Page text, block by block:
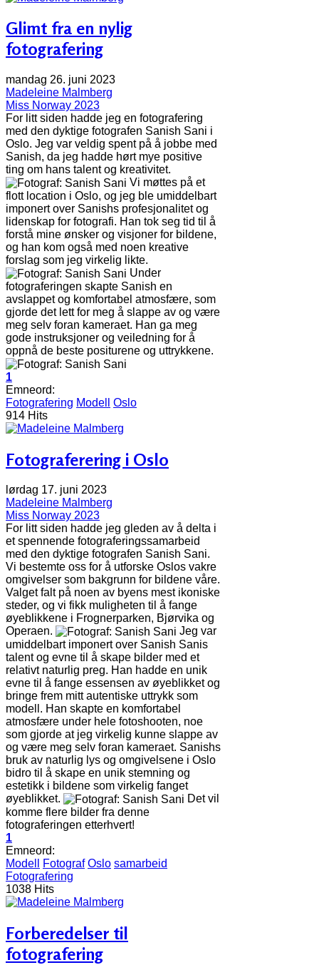
Glimt fra en nylig
fotografering
mandag 26. juni 2023
Madeleine Malmberg
Miss Norway 2023
For litt siden hadde jeg en fotografering
med den dyktige fotografen Sanish Sani i
Oslo. Jeg var veldig spent på å jobbe med
Sanish, da jeg hadde hørt mye positive
ting om hans talent og kreativitet.
Vi møttes på et
flott location i Oslo, og jeg ble umiddelbart
imponert over Sanishs profesjonalitet og
lidenskap for fotografi. Han tok seg tid til å
forstå mine ønsker og visjoner for bildene,
og han kom også med noen kreative
forslag som jeg virkelig likte.
Under
fotograferingen skapte Sanish en
avslappet og komfortabel atmosfære, som
gjorde det lett for meg å slappe av og være
meg selv foran kameraet. Han ga meg
gode instruksjoner og veiledning for å
oppnå de beste positurene og uttrykkene.
1
Emneord:
Fotografering Modell
Oslo
914 Hits
Fotograferering i Oslo
lørdag 17. juni 2023
Madeleine Malmberg
Miss Norway 2023
For litt siden hadde jeg gleden av å delta i
et spennende fotograferingssamarbeid
med den dyktige fotografen Sanish Sani.
Vi bestemte oss for å utforske Oslos vakre
omgivelser som bakgrunn for bildene våre.
Valget falt på noen av byens mest ikoniske
steder, og vi fikk muligheten til å fange
øyeblikkene i Frognerparken, Bjørvika og
Operaen.
Jeg var
umiddelbart imponert over Sanish Sanis
talent og evne til å skape bilder med et
relativt naturlig preg. Han hadde en unik
evne til å fange essensen av øyeblikket og
bringe frem mitt autentiske uttrykk som
modell. Han skapte en komfortabel
atmosfære under hele fotoshooten, noe
som gjorde at jeg virkelig kunne slappe av
og være meg selv foran kameraet. Sanishs
bruk av naturlig lys og omgivelsene i Oslo
bidro til å skape en unik stemning og
estetikk i bildene som virkelig fanget
øyeblikket.
Det vil
komme flere bilder fra denne
fotograferingen etterhvert!
1
Emneord:
Modell
Fotograf Oslo samarbeid
Fotografering
1038 Hits
Forberedelser til
fotografering